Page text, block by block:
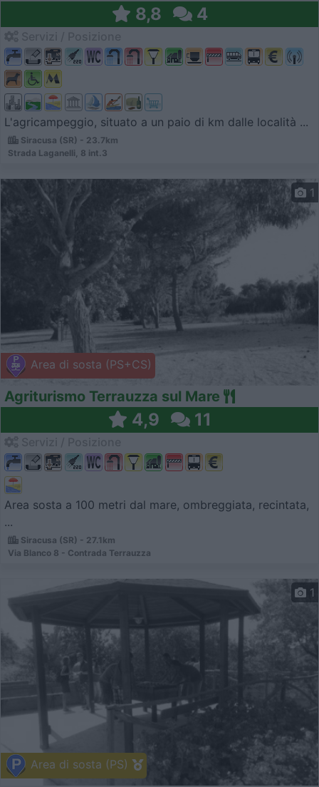
8,8 4
L'agricampeggio, situato a un paio di km dalle località ...
Siracusa (SR) - 23.7km
Strada Laganelli, 8 int.3
Area di sosta (PS+CS)
1
Agriturismo Terrauzza sul Mare
4,9 11
Area sosta a 100 metri dal mare, ombreggiata, recintata,
...
Siracusa (SR) - 27.1km
Via Blanco 8 - Contrada Terrauzza
Area di sosta (PS)
1